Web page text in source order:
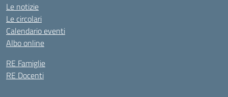
Le notizie
Le circolari
Calendario eventi
Albo online
RE Famiglie
RE Docenti